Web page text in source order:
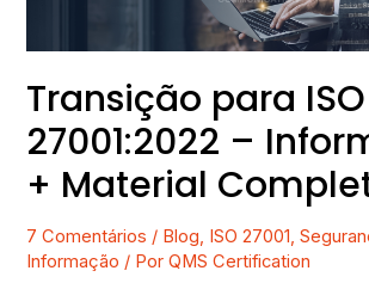
Transição para ISO
27001:2022 –
+ Material
7 Comentários / Blog, ISO 27001,
Informação / PorQMS Certification